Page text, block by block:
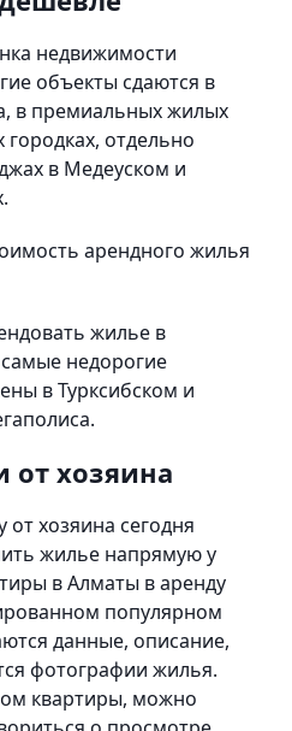
недвижимости
объекты сдаются в
в премиальных жилых
отдельно
в Медеуском и
арендного жилья
жилье в
недорогие
в Турксибском и
от хозяина
от хозяина сегодня
жилье напрямую у
в Алматы в аренду
популярном
данные, описание,
фотографии жилья.
квартиры, можно